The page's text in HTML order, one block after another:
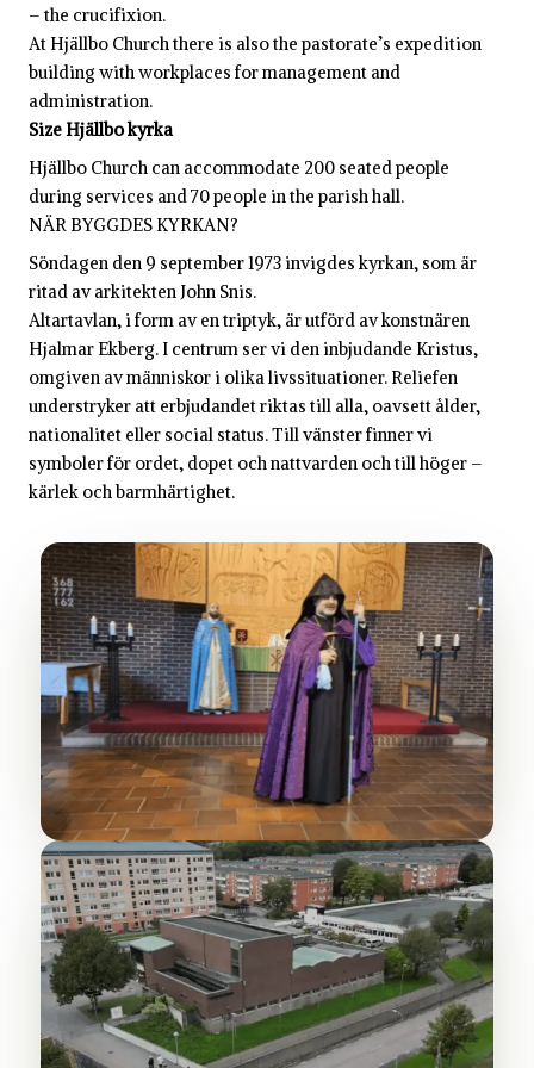
– the crucifixion.
At Hjällbo Church there is also the pastorate’s expedition
building with workplaces for management and
administration.
SizeHjällbo kyrka
Hjällbo Church can accommodate 200 seated people
during services and 70 people in the parish hall.
NÄR BYGGDES KYRKAN?
Söndagen den 9 september 1973 invigdes kyrkan, som är
ritad av arkitekten John Snis.
Altartavlan, i form av en triptyk, är utförd av konstnären
Hjalmar Ekberg. I centrum ser vi den inbjudande Kristus,
omgiven av människor i olika livssituationer. Reliefen
understryker att erbjudandet riktas till alla, oavsett ålder,
nationalitet eller social status. Till vänster finner vi
symboler för ordet, dopet och nattvarden och till höger –
kärlek och barmhärtighet.